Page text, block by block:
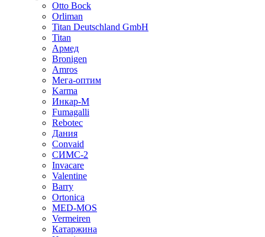
Otto Bock
Orliman
Titan Deutschland GmbH
Titan
Армед
Bronigen
Amros
Мега-оптим
Karma
Инкар-М
Fumagalli
Rebotec
Дания
Convaid
СИМС-2
Invacare
Valentine
Barry
Ortonica
MED-MOS
Vermeiren
Катаржина